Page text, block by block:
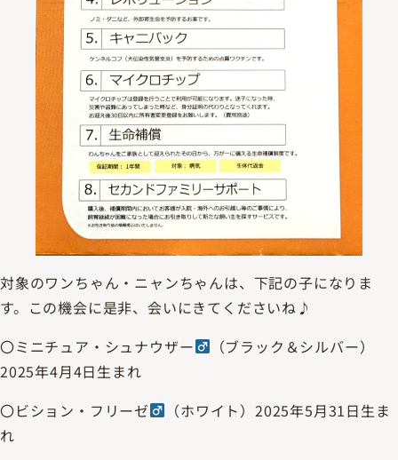
対象のワンちゃん・ニャンちゃんは、下記の子になりま
す。この機会に是非、会いにきてくださいね♪
〇ミニチュア・シュナウザー
（ブラック＆シルバー）
2025年4月4日生まれ
〇ビション・フリーゼ
（ホワイト）2025年5月31日生ま
れ